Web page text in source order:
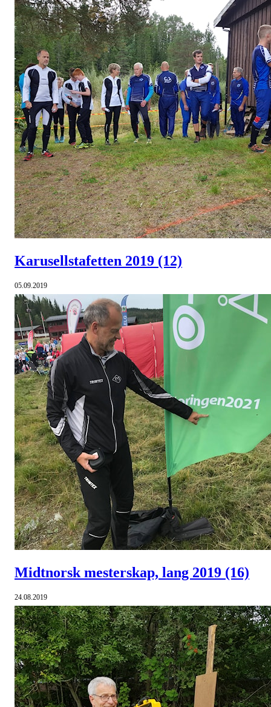
Karusellstafetten 2019 (12)
05.09.2019
Midtnorsk mesterskap, lang 2019 (16)
24.08.2019